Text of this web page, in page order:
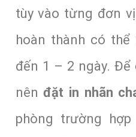
tùy vào từng đơn
hoàn thành có
đến 1 – 2 ngày. Để
nênđặt in nhãn
phòng trường